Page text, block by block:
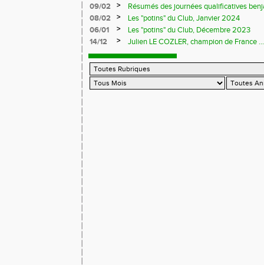
09/02
>
Résumés des journées qualificatives
08/02
>
Les "potins" du Club, Janvier 2024
06/01
>
Les "potins" du Club, Décembre 2023
14/12
> Julien LE COZLER, champion de France ...